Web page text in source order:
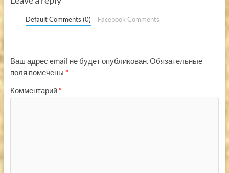
Default Comments (0) Facebook Comments
Ваш адрес email не будет опубликован.Обязательные
поля помечены *
Комментарий *